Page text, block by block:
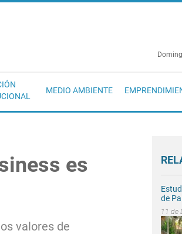
MEDIO AMBIENTE
es
valores de
de
11 de